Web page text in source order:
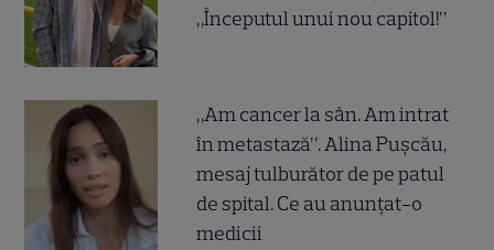
„Începutul unui nou capitol!”
„Am cancer la sân. Am intrat
în metastază”. Alina Pușcău,
mesaj tulburător de pe patul
de spital. Ce au anunțat-o
medicii